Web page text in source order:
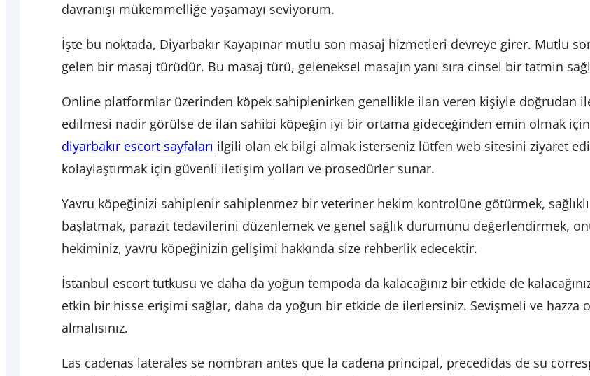
davranışı mükemmelliğe yaşamayı seviyorum.
İşte bu noktada, Diyarbakır Kayapınar mutlu son masaj hizmetleri devreye girer. Mutlu
gelen bir masaj türüdür. Bu masaj türü, geleneksel masajın yanı sıra cinsel bir tatmin
Online platformlar üzerinden köpek sahiplenirken genellikle ilan veren kişiyle doğrudan
edilmesi nadir görülse de ilan sahibi köpeğin iyi bir ortama gideceğinden emin olmak için
diyarbakır escort sayfaları ilgili olan ek bilgi almak isterseniz lütfen web sitesini ziyaret
kolaylaştırmak için güvenli iletişim yolları ve prosedürler sunar.
Yavru köpeğinizi sahiplenir sahiplenmez bir veteriner hekim kontrolüne götürmek,
başlatmak, parazit tedavilerini düzenlemek ve genel sağlık durumunu değerlendirmek,
hekiminiz, yavru köpeğinizin gelişimi hakkında size rehberlik edecektir.
İstanbul escort tutkusu ve daha da yoğun tempoda da kalacağınız bir etkide de
etkin bir hisse erişimi sağlar, daha da yoğun bir etkide de ilerlersiniz. Sevişmeli ve hazza
almalısınız.
Las cadenas laterales se nombran antes que la cadena principal, precedidas de su